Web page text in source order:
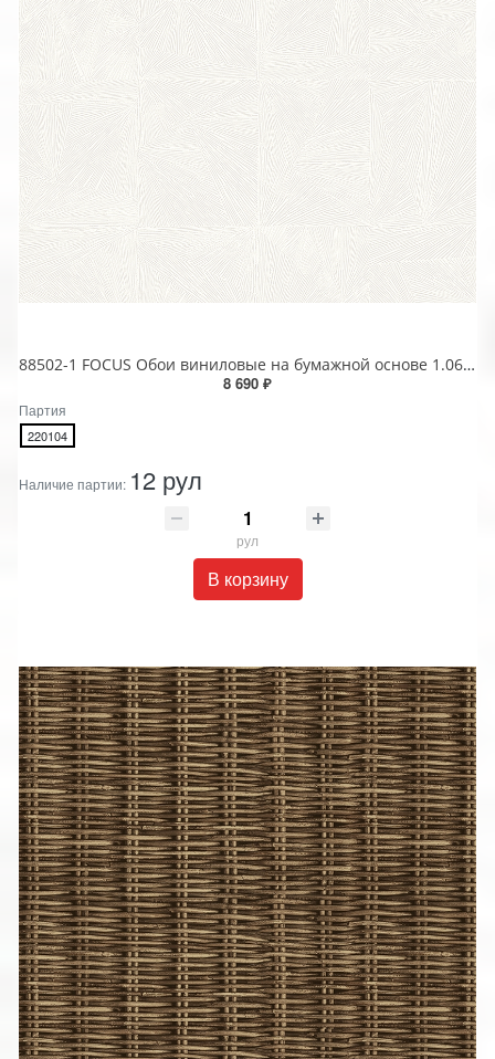
88502-1 FOCUS Обои виниловые на бумажной основе 1.06*15.6
8 690 ₽
Партия
220104
Наличие партии: 12 рул
рул
В корзину